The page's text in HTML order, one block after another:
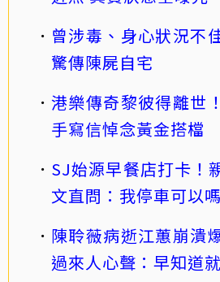
曾涉毒、身心狀況不
驚傳陳屍自宅
港樂傳奇黎彼得離世
手寫信悼念黃金搭檔
SJ始源早餐店打卡！
文直問：我停車可以
陳聆薇病逝江蕙崩潰
過來人心聲：早知道